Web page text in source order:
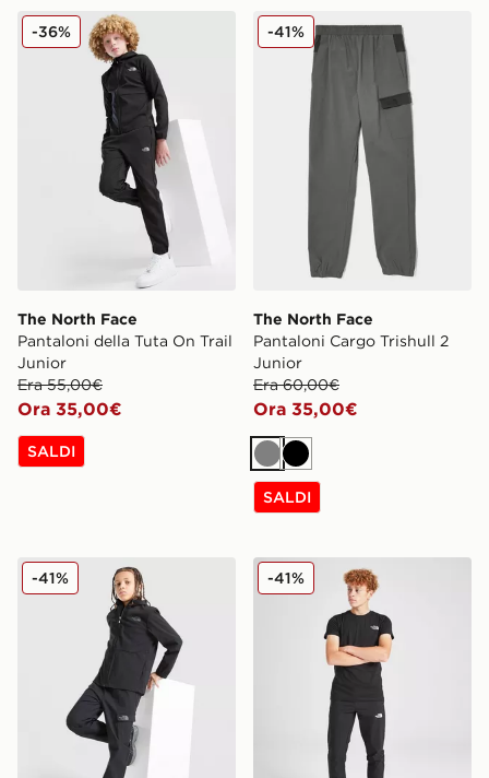
The North Face Pantaloni della Tuta On Trail Junior
The North Face
Pantaloni della Tuta On Trail
Junior
Era 55,00€
Ora 35,00€
-36%
SALDI
The North Face Pantaloni
The North Face
Pantaloni Cargo Trishull 2
Junior
Era 60,00€
Ora 35,00€
-41%
Grigio
Nero
SALDI
The North Face Pantaloni Cargo Trishull 2 Junior
-41% The North Face Pantaloni
-41%